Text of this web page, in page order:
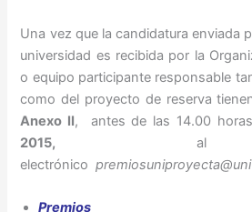
Una vez que la candidatura enviada
universidad es recibida por la
o equipo participante responsable
como del proyecto de reserva
Anexo II, antes de las 14.00 horas
2015, al
electrónico
Premios